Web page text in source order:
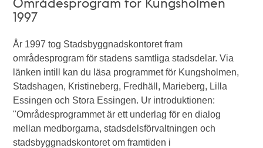
1997
År 1997 tog Stadsbyggnadskontoret fram
områdesprogram för stadens samtliga stadsdelar. Via
länken intill kan du läsa programmet för Kungsholmen,
Stadshagen, Kristineberg, Fredhäll, Marieberg, Lilla
Essingen och Stora Essingen. Ur introduktionen:
"Områdesprogrammet är ett underlag för en dialog
mellan medborgarna, stadsdelsförvaltningen och
stadsbyggnadskontoret om framtiden i